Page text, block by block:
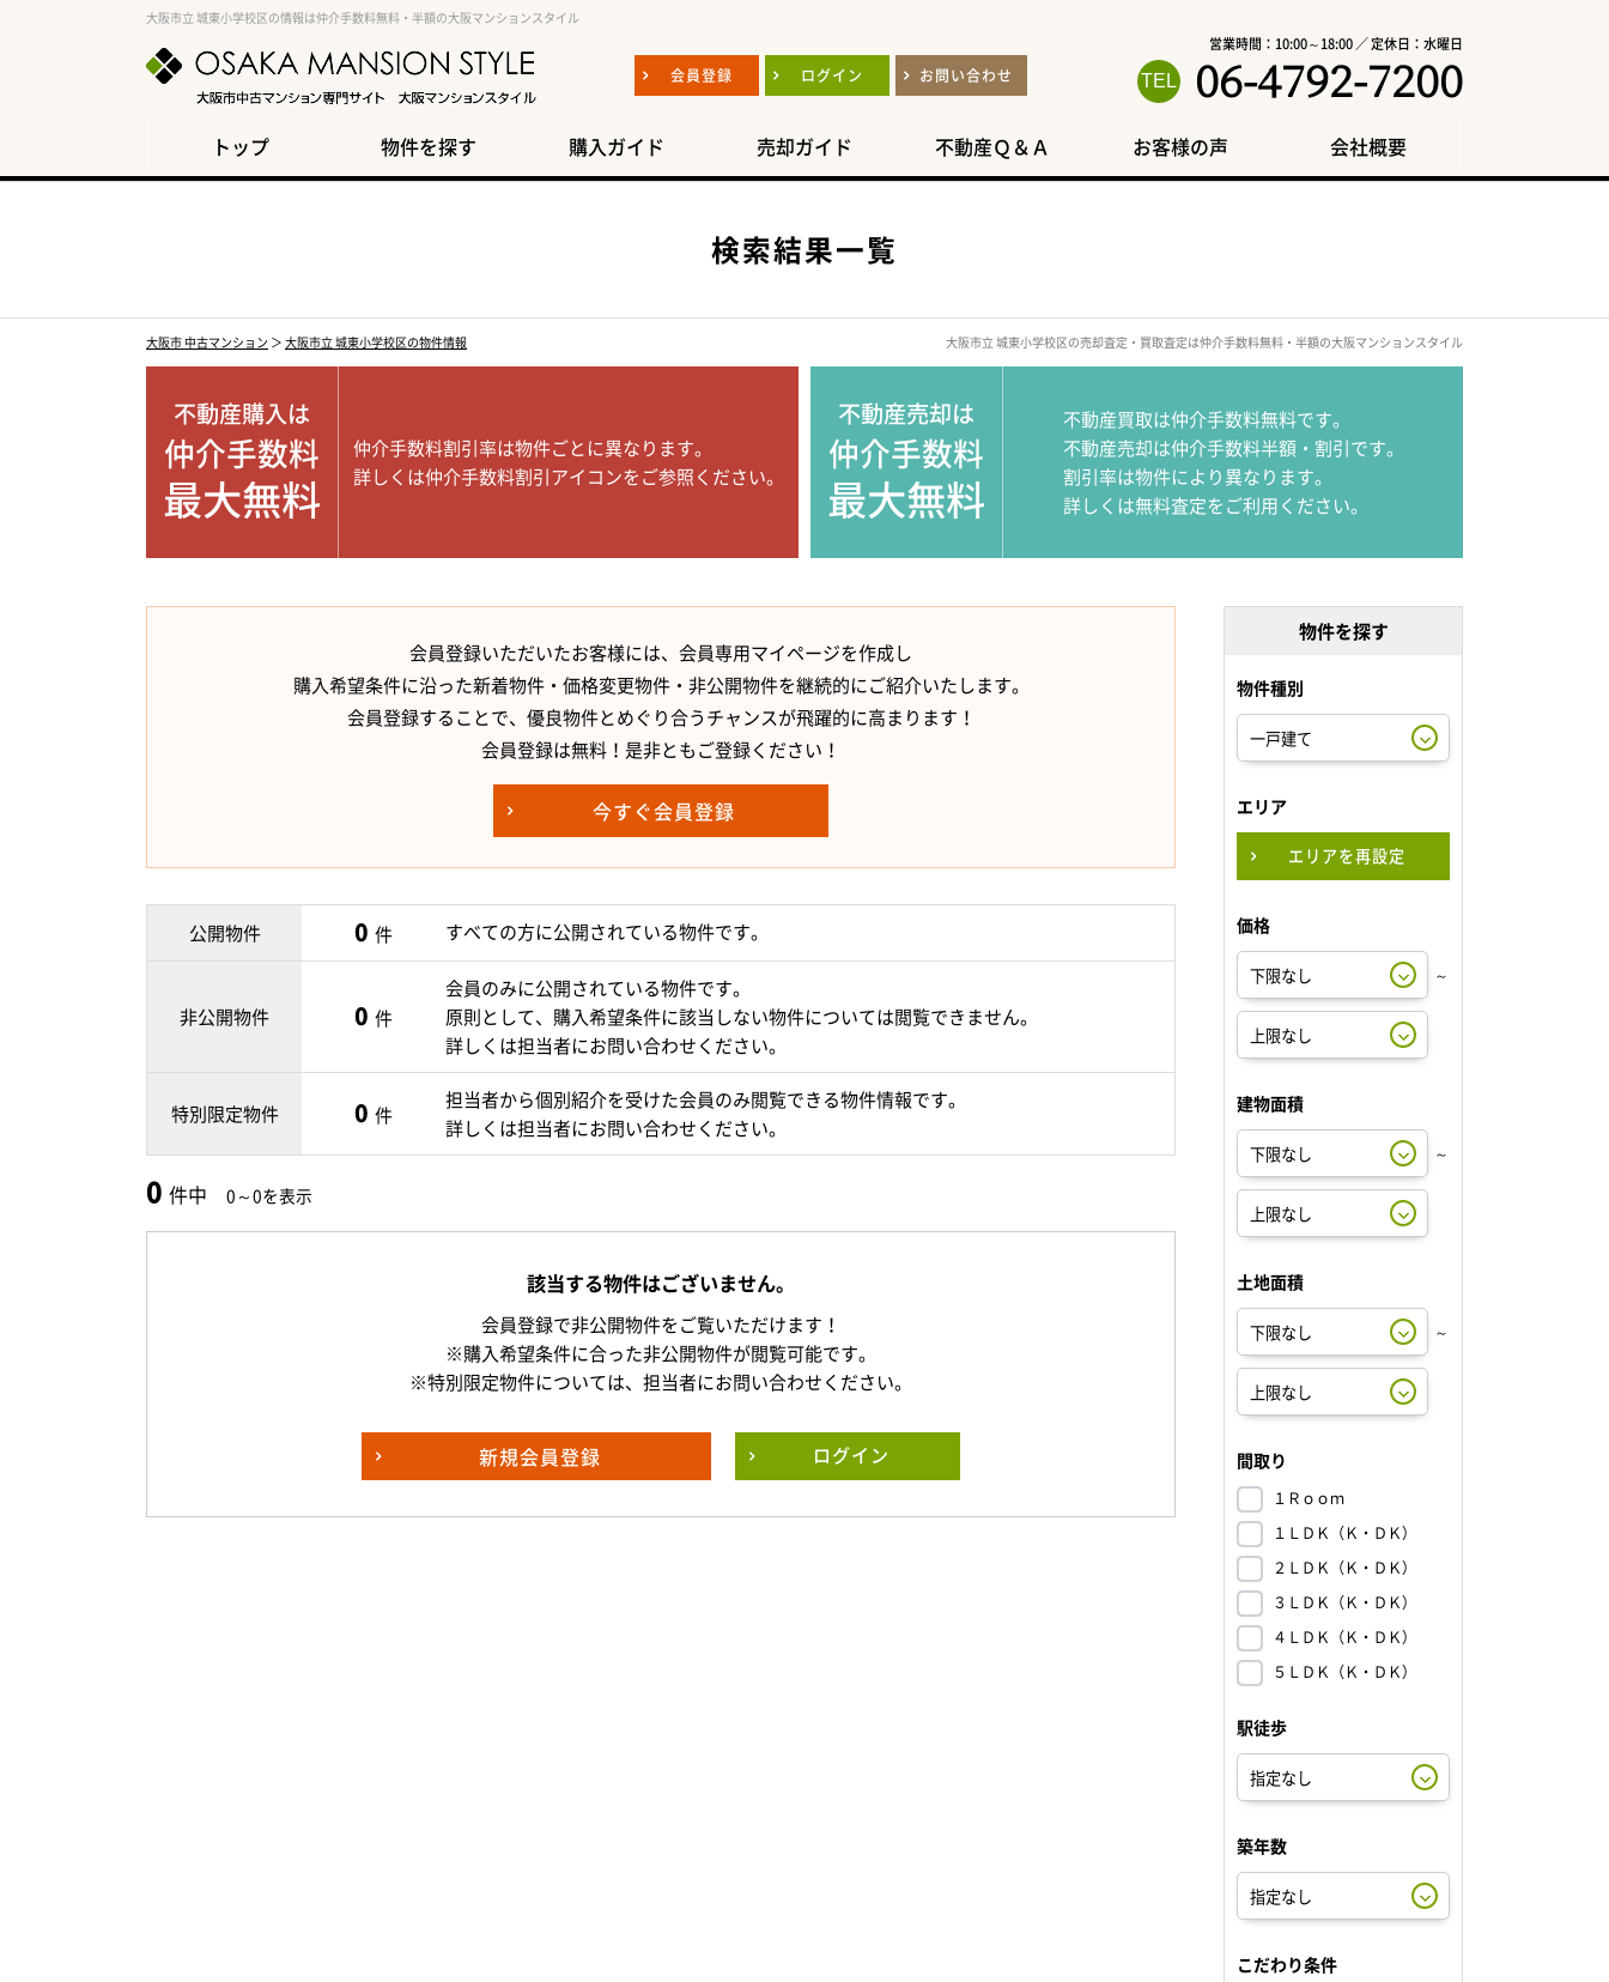
大阪市立 城東小学校区の情報は仲介手数料無料・半額の大阪マンションスタイル
会員登録 ログイン お問い合わせ
営業時間：10:00～18:00 ／ 定休日：水曜日
06-4792-7200
トップ 物件を探す 購入ガイド 売却ガイド 不動産Ｑ＆Ａ お客様の声 会社概要
検索結果一覧
大阪市 中古マンション ＞ 大阪市立 城東小学校区の物件情報 大阪市立 城東小学校区の売却査定・買取査定は仲介手数料無料・半額の大阪マンションスタイル
不動産購入は
仲介手数料
最大無料
仲介手数料割引率は物件ごとに異なります。
詳しくは仲介手数料割引アイコンをご参照ください。
不動産売却は
仲介手数料
最大無料
不動産買取は仲介手数料無料です。
不動産売却は仲介手数料半額・割引です。
割引率は物件により異なります。
詳しくは無料査定をご利用ください。
会員登録いただいたお客様には、会員専用マイページを作成し
購入希望条件に沿った新着物件・価格変更物件・非公開物件を継続的にご紹介いたします。
会員登録することで、優良物件とめぐり合うチャンスが飛躍的に高まります！
会員登録は無料！是非ともご登録ください！
今すぐ会員登録
公開物件 0 件 すべての方に公開されている物件です。
非公開物件 0 件
会員のみに公開されている物件です。
原則として、購入希望条件に該当しない物件については閲覧できません。
詳しくは担当者にお問い合わせください。
特別限定物件 0 件
担当者から個別紹介を受けた会員のみ閲覧できる物件情報です。
詳しくは担当者にお問い合わせください。
0 件中 0～0を表示
該当する物件はございません。
会員登録で非公開物件をご覧いただけます！
※購入希望条件に合った非公開物件が閲覧可能です。
※特別限定物件については、担当者にお問い合わせください。
新規会員登録 ログイン
物件を探す
物件種別
エリア
エリアを再設定
価格
～
建物面積
～
土地面積
～
間取り
１Ｒｏｏｍ
１ＬＤＫ（Ｋ・ＤＫ）
２ＬＤＫ（Ｋ・ＤＫ）
３ＬＤＫ（Ｋ・ＤＫ）
４ＬＤＫ（Ｋ・ＤＫ）
５ＬＤＫ（Ｋ・ＤＫ）
駅徒歩
築年数
こだわり条件